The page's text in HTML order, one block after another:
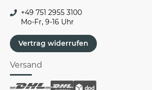
+49 751 2955 3100
Mo-Fr, 9-16 Uhr
Vertrag widerrufen
Versand